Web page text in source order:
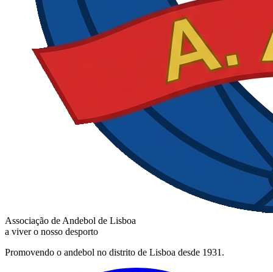
Associação de Andebol de Lisboa
a viver o nosso desporto
Promovendo o andebol no distrito de Lisboa desde 1931.